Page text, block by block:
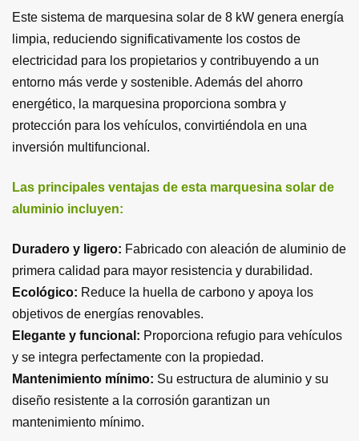
Este sistema de marquesina solar de 8 kW genera energía
limpia, reduciendo significativamente los costos de
electricidad para los propietarios y contribuyendo a un
entorno más verde y sostenible. Además del ahorro
energético, la marquesina proporciona sombra y
protección para los vehículos, convirtiéndola en una
inversión multifuncional.
Las principales ventajas de esta marquesina solar de
aluminio incluyen:
Duradero y ligero: Fabricado con aleación de aluminio de
primera calidad para mayor resistencia y durabilidad.
Ecológico: Reduce la huella de carbono y apoya los
objetivos de energías renovables.
Elegante y funcional: Proporciona refugio para vehículos
y se integra perfectamente con la propiedad.
Mantenimiento mínimo: Su estructura de aluminio y su
diseño resistente a la corrosión garantizan un
mantenimiento mínimo.